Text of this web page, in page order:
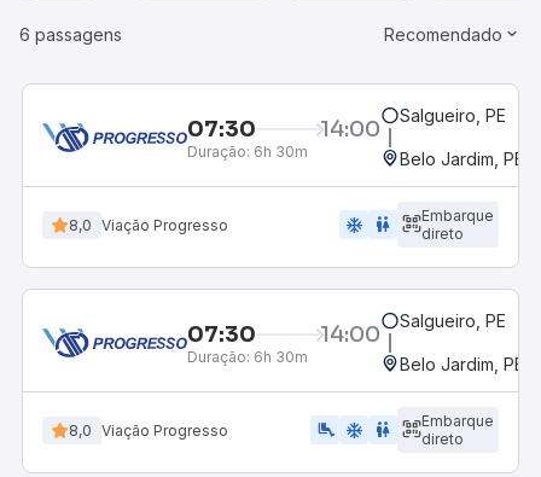
6 passagens Recomendado
07:30 14:00
Duração: 6h 30m
Salgueiro, PE
Belo Jardim, PE
8,0 Viação Progresso ac_unit wc
Embarque
direto
07:30 14:00
Duração: 6h 30m
Salgueiro, PE
Belo Jardim, PE
8,0 Viação Progresso airline_seat_legroom_extra ac_unit wc
Embarque
direto